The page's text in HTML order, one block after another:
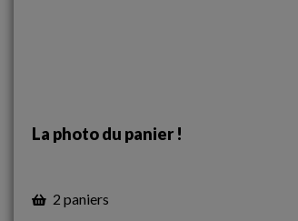
La photo du panier !
2 paniers